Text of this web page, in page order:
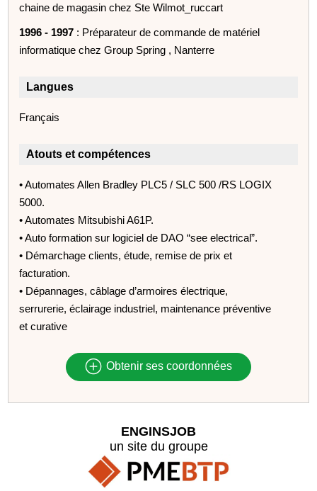
chaine de magasin chez Ste Wilmot_ruccart
1996 - 1997 : Préparateur de commande de matériel
informatique chez Group Spring , Nanterre
Langues
Français
Atouts et compétences
• Automates Allen Bradley PLC5 / SLC 500 /RS LOGIX
5000.
• Automates Mitsubishi A61P.
• Auto formation sur logiciel de DAO “see electrical”.
• Démarchage clients, étude, remise de prix et
facturation.
• Dépannages, câblage d’armoires électrique,
serrurerie, éclairage industriel, maintenance préventive
et curative
Obtenir ses coordonnées
ENGINSJOB
un site du groupe